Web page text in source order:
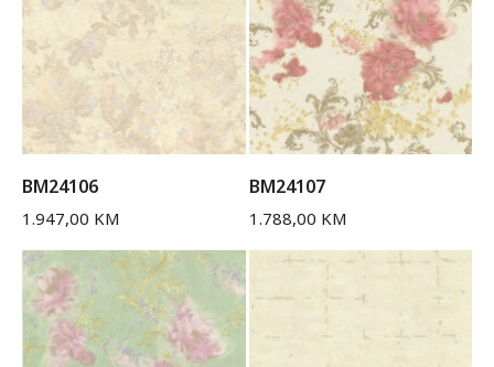
BM24106
1.947,00 KM
BM24107
1.788,00 KM